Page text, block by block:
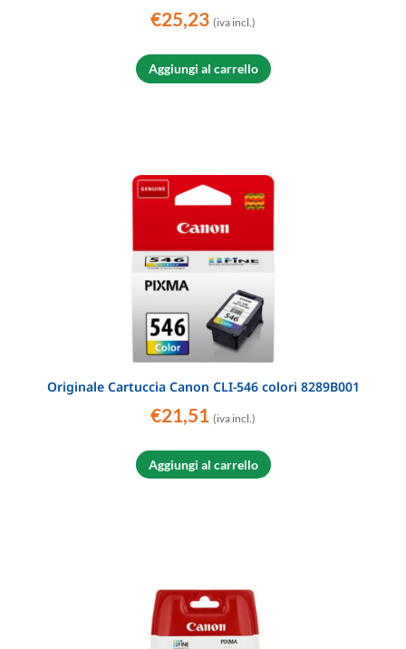
€25,23 (iva incl.)
Aggiungi al carrello
Originale Cartuccia Canon CLI-546 colori 8289B001
€21,51 (iva incl.)
Aggiungi al carrello